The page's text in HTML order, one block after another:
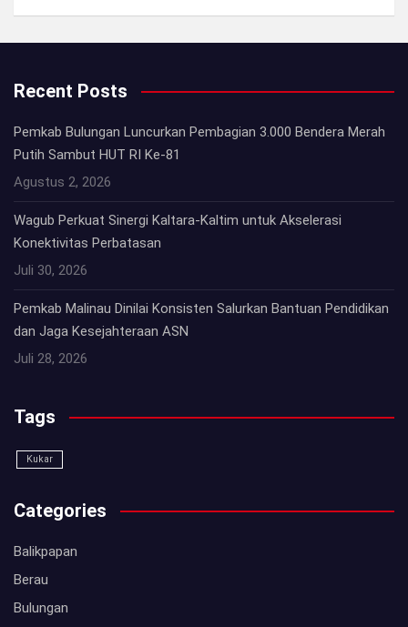
Recent Posts
Pemkab Bulungan Luncurkan Pembagian 3.000 Bendera Merah
Putih Sambut HUT RI Ke-81
Agustus 2, 2026
Wagub Perkuat Sinergi Kaltara-Kaltim untuk Akselerasi
Konektivitas Perbatasan
Juli 30, 2026
Pemkab Malinau Dinilai Konsisten Salurkan Bantuan Pendidikan
dan Jaga Kesejahteraan ASN
Juli 28, 2026
Tags
Kukar
Categories
Balikpapan
Berau
Bulungan